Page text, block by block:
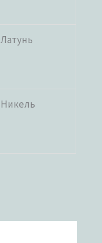
Латунь
Никель